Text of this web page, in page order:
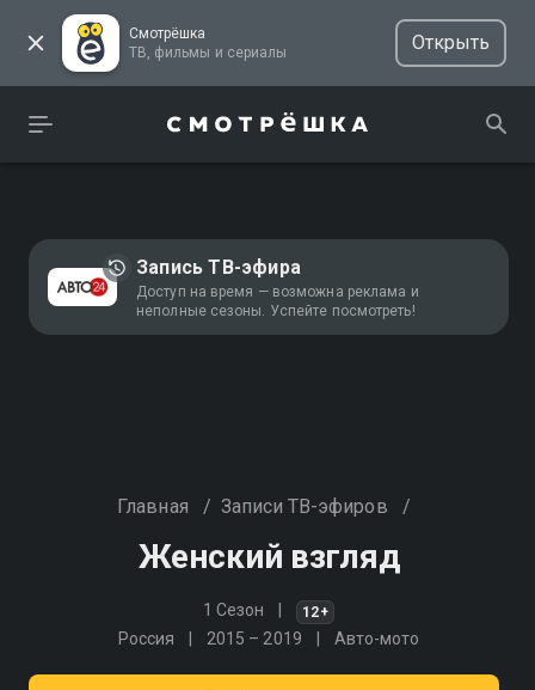
Смотрёшка
ТВ, фильмы и сериалы
Открыть
Запись ТВ-эфира
Доступ на время — возможна реклама и
неполные сезоны. Успейте посмотреть!
Главная / Записи ТВ-эфиров /
Женский взгляд
1 Сезон 12+
Россия 2015 – 2019 Авто-мото